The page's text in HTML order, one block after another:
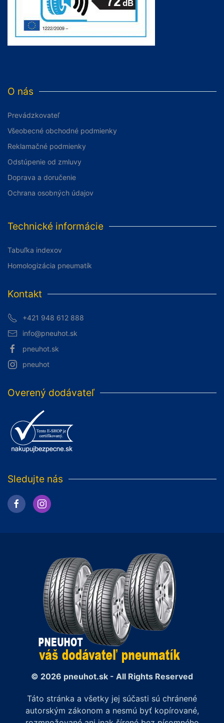
O nás
Prevádzkovateľ
Všeobecné obchodné podmienky
Reklamačné podmienky
Odstúpenie od zmluvy
Doprava a doručenie
Ochrana osobných údajov
Technické informácie
Tabuľka indexov
Homologizácia pneumatík
Kontakt
+421 948 612 888
info@pneuhot.sk
pneuhot.sk
pneuhot
Overený dodávateľ
Sledujte nás
© 2026 pneuhot.sk - All Rights Reserved
Táto stránka a všetky jej súčasti sú chránené
autorským zákonom a nesmú byť kopírované,